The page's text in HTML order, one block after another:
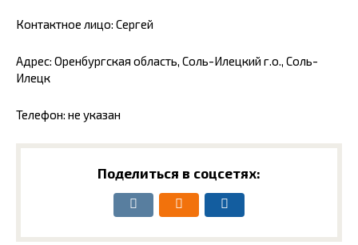
Контактное лицо: Сергей
Адрес: Оренбургская область, Соль-Илецкий г.о., Соль-
Илецк
Телефон: не указан
Поделиться в соцсетях: